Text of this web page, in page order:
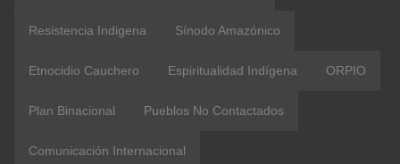
Resistencia Indigena Sínodo Amazónico
Etnocidio Cauchero Espiritualidad Indígena ORPIO
Plan Binacional Pueblos No Contactados
Comunicación Internacional